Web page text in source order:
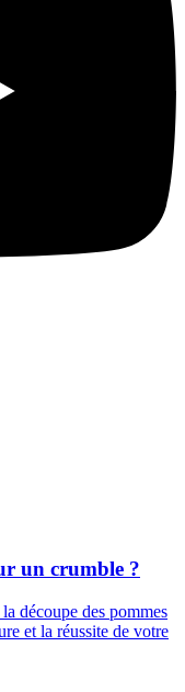
un crumble ?
découpe des pommes
et la réussite de votre